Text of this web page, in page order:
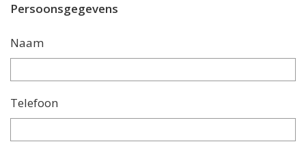
Persoonsgegevens
Naam
Telefoon